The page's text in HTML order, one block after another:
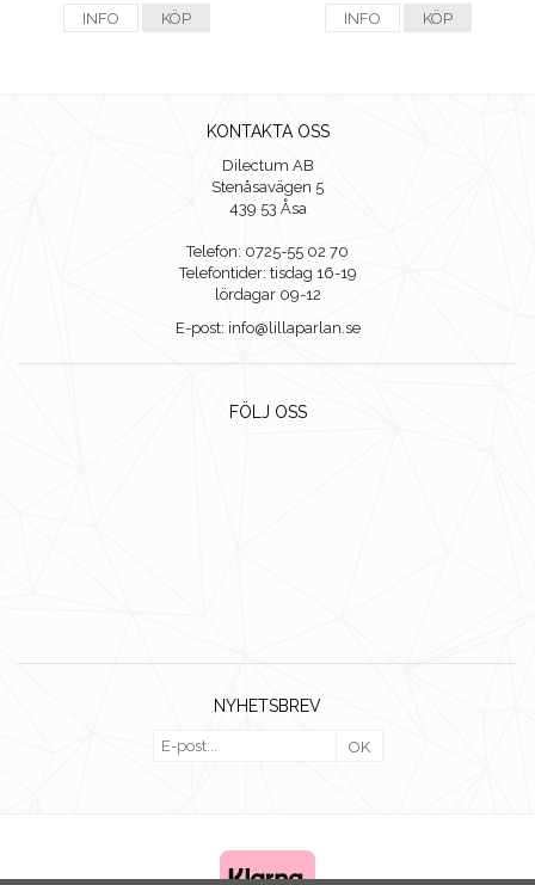
INFO KÖP INFO KÖP
KONTAKTA OSS
Dilectum AB
Stenåsavägen 5
439 53 Åsa
Telefon: 0725-55 02 70
Telefontider: tisdag 16-19
lördagar 09-12
E-post: info@lillaparlan.se
FÖLJ OSS
NYHETSBREV
OK